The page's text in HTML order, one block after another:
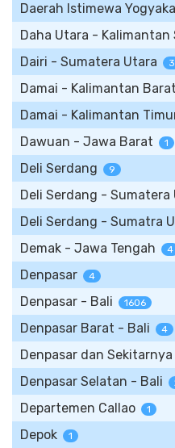
Daerah Istimewa
Daha Utara - Kalimantan
Dairi - Sumatera Utara 3
Damai - Kalimantan Barat
Damai - Kalimantan
Dawuan - Jawa Barat 1
Deli Serdang 9
Deli Serdang - Sumatera
Deli Serdang - Sumatra
Demak - Jawa Tengah 4
Denpasar 4
Denpasar - Bali 1606
Denpasar Barat - Bali 4
Denpasar dan
Denpasar Selatan - Bali
Departemen Callao 1
Depok 1